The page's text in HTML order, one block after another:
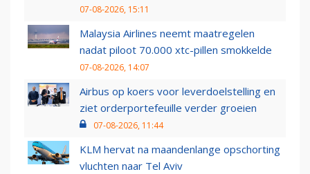
07-08-2026, 15:11
Malaysia Airlines neemt maatregelen
nadat piloot 70.000 xtc-pillen smokkelde
07-08-2026, 14:07
Airbus op koers voor leverdoelstelling en
ziet orderportefeuille verder groeien
07-08-2026, 11:44
KLM hervat na maandenlange opschorting
vluchten naar Tel Aviv